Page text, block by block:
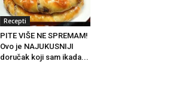
Recepti
PITE VIŠE NE SPREMAM!
Ovo je NAJUKUSNIJI
doručak koji sam ikada...